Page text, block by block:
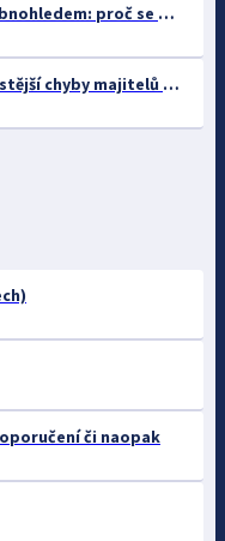
Aujezskyho choroba pod drobnohledem: proč se o ní nyní mluví více než dříve
Pes a příchod miminka: nejčastější chyby majitelů a jak se jim vyhnout
či naopak